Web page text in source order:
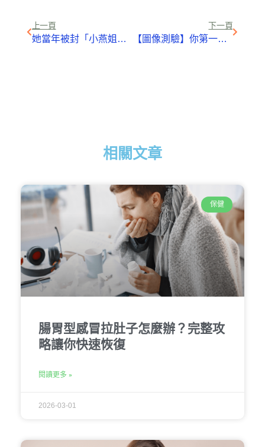
上一頁
她當年被封「小燕姐接班人」卻閃退演藝圈！淡出多年「49歲仍未婚」的她….驚爆養老院過下半生！
下一頁
【圖像測驗】你第一眼最先看到「什麼動物」？一秒分析出「你的魅力」….準到尖叫！
相關文章
保健
腸胃型感冒拉肚子怎麼辦？完整攻
略讓你快速恢復
閱讀更多 »
2026-03-01